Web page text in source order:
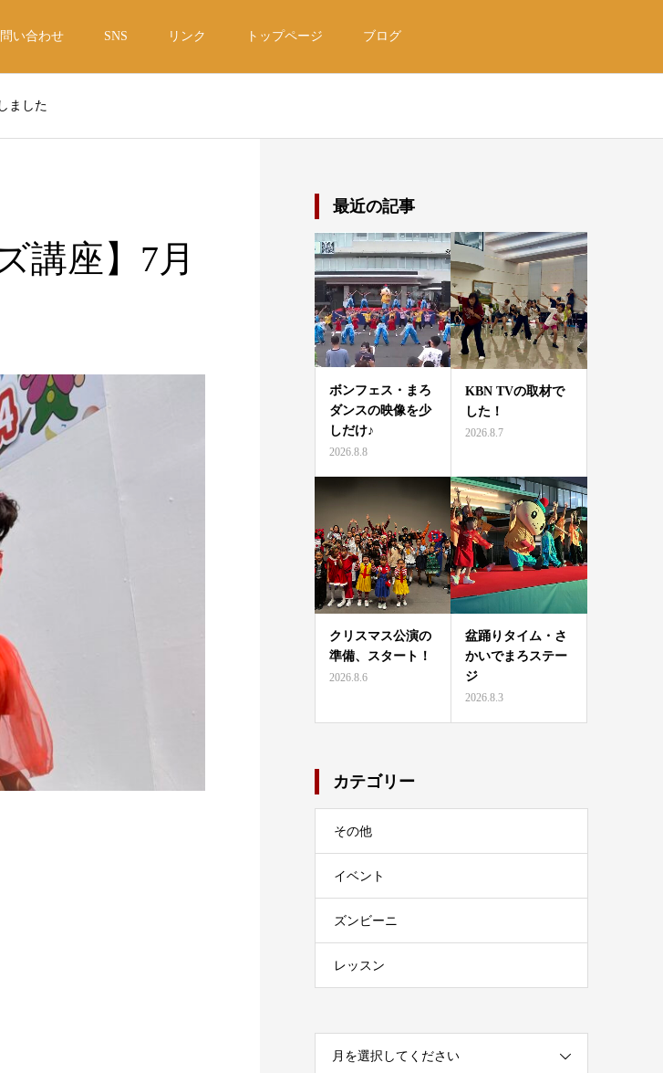
い合わせ SNS リンク トップページ ブログ
ました
講座】7月
最近の記事
ボンフェス・まろ
ダンスの映像を少
しだけ♪
2026.8.8
KBN TVの取材で
した！
2026.8.7
クリスマス公演の
準備、スタート！
2026.8.6
盆踊りタイム・さ
かいでまろステー
ジ
2026.8.3
カテゴリー
その他
イベント
ズンビーニ
レッスン
月を選択してください